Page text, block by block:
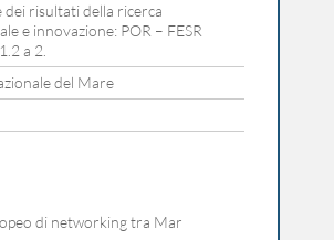
dei risultati della ricerca
e innovazione: POR – FESR
a 2.
del Mare
di networking tra Mar